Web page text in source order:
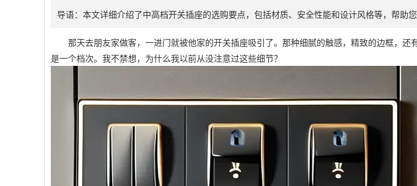
导语：本文详细介绍了中高档开关插座的选购要点，包括材质、安全性能和设计风格等，帮助
那天去朋友家做客，一进门就被他家的开关插座吸引了。那种细腻的触感，精致的边框，
是一个档次。我不禁想，为什么我以前从没注意过这些细节？